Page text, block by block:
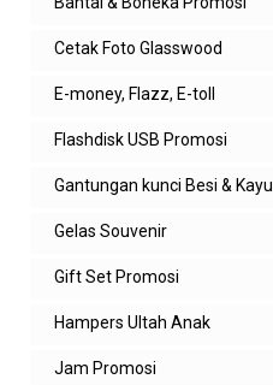
Cetak Foto Glasswood
E-money, Flazz, E-toll
Flashdisk USB Promosi
Gantungan kunci Besi & Kayu
Gelas Souvenir
Gift Set Promosi
Hampers Ultah Anak
Jam Promosi